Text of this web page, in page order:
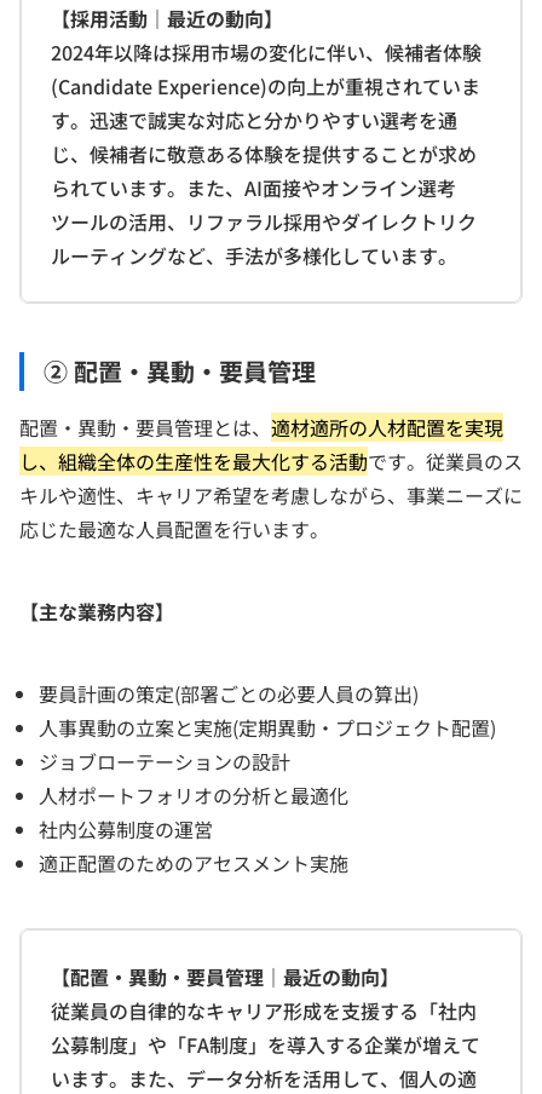
【採用活動｜最近の動向】
2024年以降は採用市場の変化に伴い、候補者体験
(Candidate Experience)の向上が重視されていま
す。迅速で誠実な対応と分かりやすい選考を通
じ、候補者に敬意ある体験を提供することが求め
られています。また、AI面接やオンライン選考
ツールの活用、リファラル採用やダイレクトリク
ルーティングなど、手法が多様化しています。
② 配置・異動・要員管理
配置・異動・要員管理とは、 適材適所の人材配置を実現
し、組織全体の生産性を最大化する活動です。従業員のス
キルや適性、キャリア希望を考慮しながら、事業ニーズに
応じた最適な人員配置を行います。
【主な業務内容】
要員計画の策定(部署ごとの必要人員の算出)
人事異動の立案と実施(定期異動・プロジェクト配置)
ジョブローテーションの設計
人材ポートフォリオの分析と最適化
社内公募制度の運営
適正配置のためのアセスメント実施
【配置・異動・要員管理｜最近の動向】
従業員の自律的なキャリア形成を支援する「社内
公募制度」や「FA制度」を導入する企業が増えて
います。また、データ分析を活用して、個人の適